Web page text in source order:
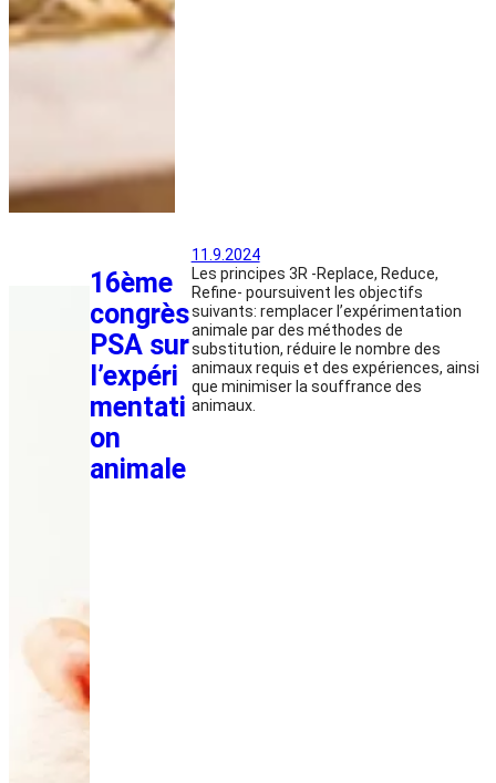
16ème
congrès
PSA sur
l’expéri
mentati
on
animale
11.9.2024
Les principes 3R -Replace, Reduce,
Refine- poursuivent les objectifs
suivants: remplacer l’expérimentation
animale par des méthodes de
substitution, réduire le nombre des
animaux requis et des expériences, ainsi
que minimiser la souffrance des
animaux.